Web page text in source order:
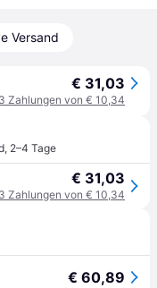
Versand
€ 31,03
Zahlungen von € 10,34
, 2–4 Tage
€ 31,03
Zahlungen von € 10,34
€ 60,89